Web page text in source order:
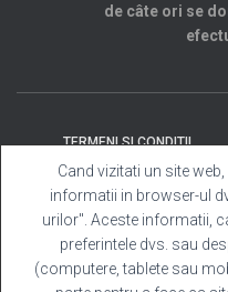
de câte ori se
TERMENI SI CONDITII
SOLUȚIONAREA
Template
Cand vizitati un site
informatii in browser-ul
urilor". Aceste informatii,
preferintele dvs. sau
(computere, tablete sau